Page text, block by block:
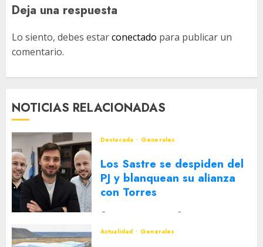
Deja una respuesta
Lo siento, debes estarconectado para publicar un
comentario.
NOTICIAS RELACIONADAS
Destacada Generales
Los Sastre se despiden del
PJ y blanquean su alianza
con Torres
Actualidad
Generales